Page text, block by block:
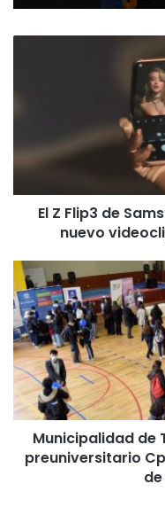
d
m
s
u
n
g
h
a
c
e
El Z Flip3 de
nuevo
M
u
n
i
c
i
p
a
l
Municipalidad de
preuniversitario